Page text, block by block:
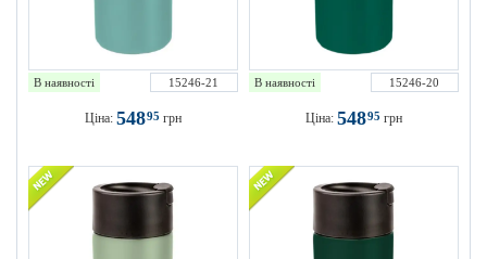
В наявності 15246-21
Ціна: 54895 грн
В наявності 15246-20
Ціна: 54895 грн